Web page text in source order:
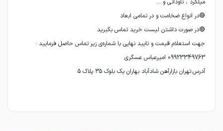
آدرس:تهران بازارآهن شادآباد بهاران یک بلوک 3۵ پلاک ۵